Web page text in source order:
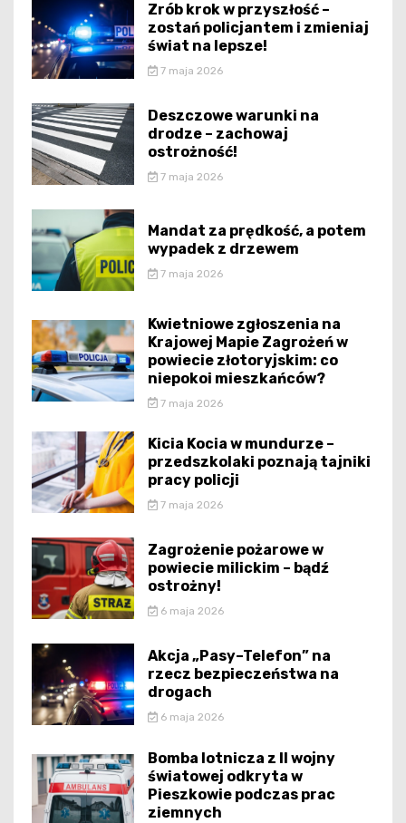
Zrób krok w przyszłość –
zostań policjantem i zmieniaj
świat na lepsze!
7 maja 2026
Deszczowe warunki na
drodze – zachowaj
ostrożność!
7 maja 2026
Mandat za prędkość, a potem
wypadek z drzewem
7 maja 2026
Kwietniowe zgłoszenia na
Krajowej Mapie Zagrożeń w
powiecie złotoryjskim: co
niepokoi mieszkańców?
7 maja 2026
Kicia Kocia w mundurze –
przedszkolaki poznają tajniki
pracy policji
7 maja 2026
Zagrożenie pożarowe w
powiecie milickim – bądź
ostrożny!
6 maja 2026
Akcja „Pasy–Telefon” na
rzecz bezpieczeństwa na
drogach
6 maja 2026
Bomba lotnicza z II wojny
światowej odkryta w
Pieszkowie podczas prac
ziemnych